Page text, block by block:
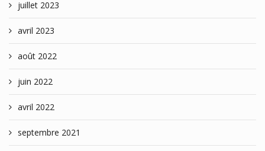
juillet 2023
avril 2023
août 2022
juin 2022
avril 2022
septembre 2021